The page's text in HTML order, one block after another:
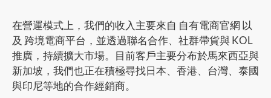
在營運模式上，我們的收入主要來自 自有電商官網 以
及 跨境電商平台，並透過聯名合作、社群帶貨與 KOL
推廣，持續擴大市場。目前客戶主要分布於馬來西亞與
新加坡，我們也正在積極尋找日本、香港、台灣、泰國
與印尼等地的合作經銷商。